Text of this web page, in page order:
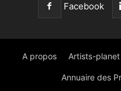
Facebook
A propos Artists-planet
Annuaire des